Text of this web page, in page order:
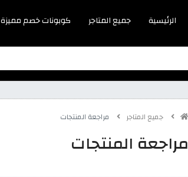
الرئيسية جميع المتاجر كوبونات خصم مميزة
جميع المتاجر مراجعة المنتجات
مراجعة المنتجات